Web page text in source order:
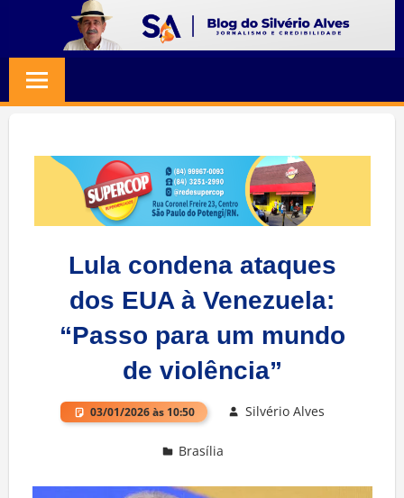
content
SILVERIO
ALVES
Jornalismo
Credibilidade
Lula condena ataques
dos EUA à Venezuela:
“Passo para um mundo
de violência”
03/01/2026 às 10:50 Silvério Alves
Brasília